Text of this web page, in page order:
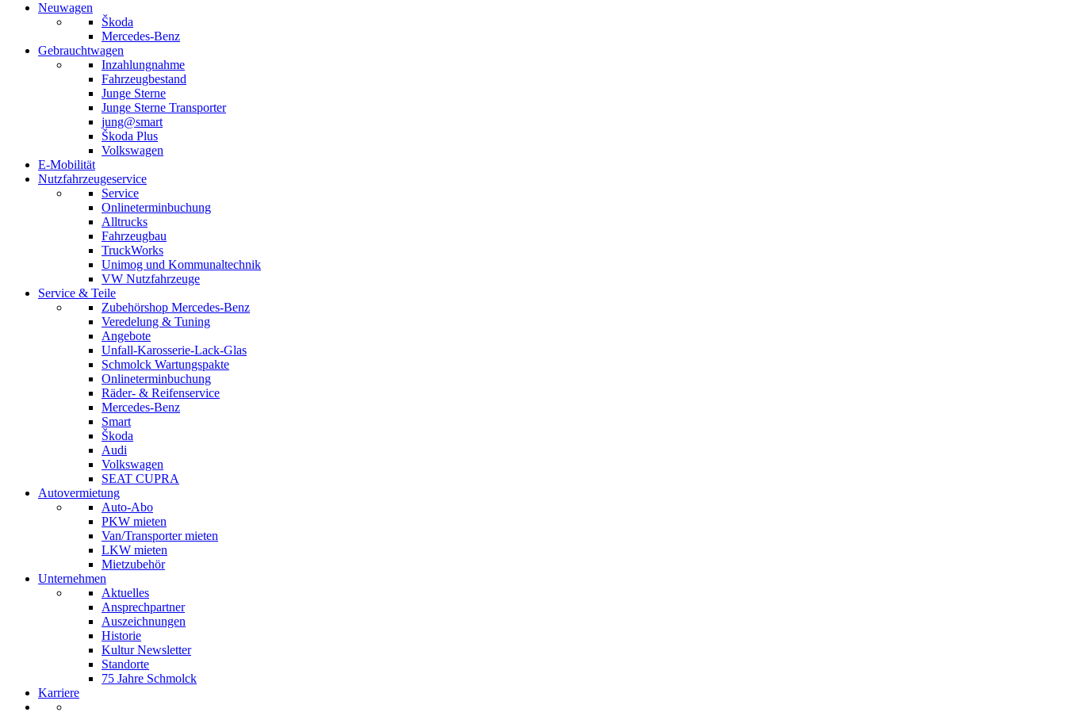
Neuwagen
Škoda
Mercedes-Benz
Gebrauchtwagen
Inzahlungnahme
Fahrzeugbestand
Junge Sterne
Junge Sterne Transporter
jung@smart
Škoda Plus
Volkswagen
E-Mobilität
Nutzfahrzeugeservice
Service
Onlineterminbuchung
Alltrucks
Fahrzeugbau
TruckWorks
Unimog und Kommunaltechnik
VW Nutzfahrzeuge
Service & Teile
Zubehörshop Mercedes-Benz
Veredelung & Tuning
Angebote
Unfall-Karosserie-Lack-Glas
Schmolck Wartungspakte
Onlineterminbuchung
Räder- & Reifenservice
Mercedes-Benz
Smart
Škoda
Audi
Volkswagen
SEAT CUPRA
Autovermietung
Auto-Abo
PKW mieten
Van/Transporter mieten
LKW mieten
Mietzubehör
Unternehmen
Aktuelles
Ansprechpartner
Auszeichnungen
Historie
Kultur Newsletter
Standorte
75 Jahre Schmolck
Karriere